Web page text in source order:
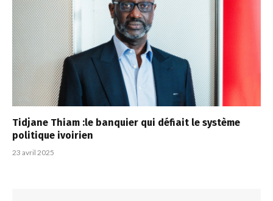
Tidjane Thiam :le banquier qui défiait le système
politique ivoirien
23 avril 2025